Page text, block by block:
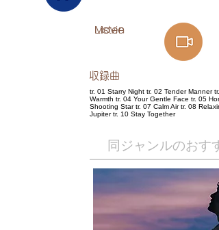
Listen​
Movie
​収録曲
tr. 01 Starry Night tr. 02 Tender Manner
Warmth tr. 04 Your Gentle Face tr. 05
Shooting Star tr. 07 Calm Air tr. 08
Jupiter tr. 10 Stay Together
同ジャンルのおす